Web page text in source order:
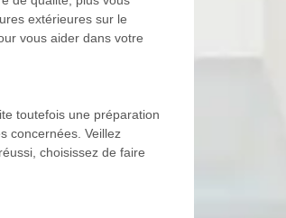
extérieures sur le
vous aider dans votre
toutefois une préparation
concernées. Veillez
choisissez de faire